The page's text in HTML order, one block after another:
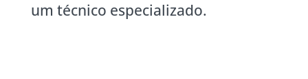
um técnico especializado.